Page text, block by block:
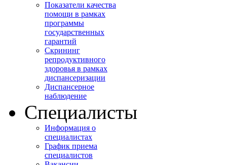
Показатели качества
помощи в рамках
программы
государственных
гарантий
Скрининг
репродуктивного
здоровья в рамках
диспансеризации
Диспансерное
наблюдение
Специалисты
Информация о
специалистах
График приема
специалистов